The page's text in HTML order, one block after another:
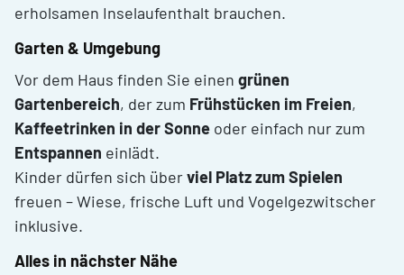
erholsamen Inselaufenthalt brauchen.
Garten & Umgebung
Vor dem Haus finden Sie einen grünen
Gartenbereich, der zum Frühstücken im Freien,
Kaffeetrinken in der Sonne oder einfach nur zum
Entspannen einlädt.
Kinder dürfen sich überviel Platz zum Spielen
freuen – Wiese, frische Luft und Vogelgezwitscher
inklusive.
Alles in nächster Nähe